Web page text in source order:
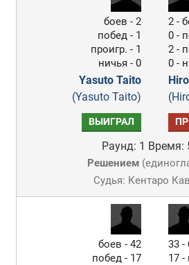
боев - 2
побед - 1
проигр. - 1
ничья - 0
Yasuto Taito
(Yasuto Taito)
2 -
0 -
2 -
0 -
ВЫИГРАЛ
Раунд: 1 Время:
Решением(
Судья: Кентаро
боев - 42
побед - 17
33 -
17 -